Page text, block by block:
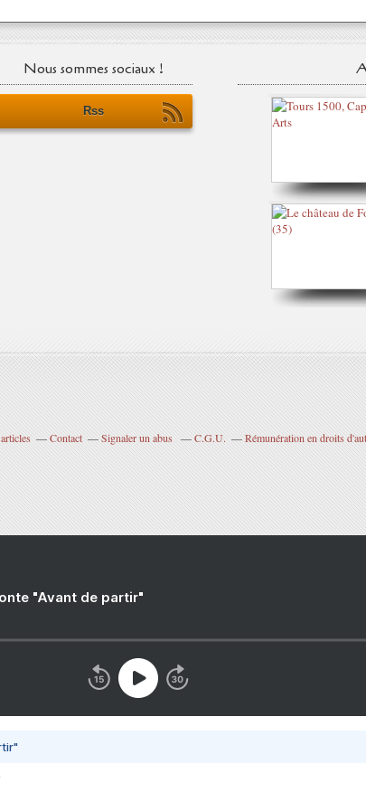
Nous sommes sociaux !
Rss
Contact Signaler un abus C.G.U. Rémunération en droits
"Avant de partir"